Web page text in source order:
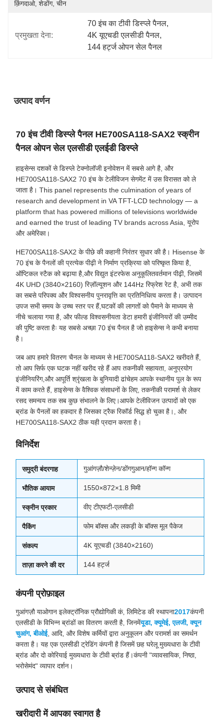
क़िंगदाओ, शेडोंग, चीन
प्रमुखता देना:
70 इंच का टीवी डिस्प्ले पैनल,
4K यूएचडी एलसीडी पैनल,
144 हर्ट्ज ओपन सेल पैनल
उत्पाद वर्णन
70 इंच टीवी डिस्प्ले पैनल HE700SA118-SAX2 स्क्रीन
पैनल ओपन सेल एलसीडी एलईडी डिस्प्ले
हाइसेन्स दशकों से डिस्प्ले टेक्नोलॉजी इनोवेशन में सबसे आगे है, और
HE700SA118-SAX2 70 इंच के टेलीविजन सेगमेंट में उस विरासत को ले
जाता है। This panel represents the culmination of years of
research and development in VA TFT-LCD technology — a
platform that has powered millions of televisions worldwide
and earned the trust of leading TV brands across Asia, यूरोप
और अमेरिका।
HE700SA118-SAX2 के पीछे की कहानी निरंतर सुधार की है। Hisense के
70 इंच के पैनलों की प्रत्येक पीढ़ी ने निर्माण प्रक्रिया को परिष्कृत किया है,
ऑप्टिकल स्टैक को बढ़ाया है,और विद्युत इंटरफेस अनुकूलितवर्तमान पीढ़ी, जिसमें
4K UHD (3840×2160) रिज़ॉल्यूशन और 144Hz रिफ्रेश रेट है, अभी तक
का सबसे परिपक्व और विश्वसनीय पुनरावृत्ति का प्रतिनिधित्व करता है। उत्पादन
उपज सभी समय के उच्च स्तर पर हैं,घटकों की लागतों को पैमाने के माध्यम से
नीचे चलाया गया है, और फील्ड विश्वसनीयता डेटा हमारी इंजीनियरों की उम्मीद
की पुष्टि करता हैः यह सबसे अच्छा 70 इंच पैनल है जो हाइसेन्स ने कभी बनाया
है।
जब आप हमारे वितरण चैनल के माध्यम से HE700SA118-SAX2 खरीदते हैं,
तो आप सिर्फ एक घटक नहीं खरीद रहे हैं आप तकनीकी सहायता, अनुप्रयोग
इंजीनियरिंग,और आपूर्ति श्रृंखला के बुनियादी ढांचेहम आपके स्थानीय पुल के रूप
में काम करते हैं, हाइसेन्स के वैश्विक संसाधनों के लिए, तकनीकी परामर्श से लेकर
रसद समन्वय तक सब कुछ संभालने के लिए।आपके टेलीविजन उत्पादों को एक
ब्रांड के पैनलों का हकदार है जिसका ट्रैक रिकॉर्ड सिद्ध हो चुका है।, और
HE700SA118-SAX2 ठीक यही प्रदान करता है।
विनिर्देश
समुद्री बंदरगाह गुआंगज़ौ/शेन्ज़ेन/डोंगगुआन/हॉन्ग कॉन्ग
भौतिक आयाम 1550×872×1.8 मिमी
स्क्रीन प्रकार वीए टीएफटी-एलसीडी
पैकिंग फोम बॉक्स और लकड़ी के बॉक्स मूल पैकेज
संकल्प 4K यूएचडी (3840×2160)
ताज़ा करने की दर 144 हर्ट्ज
कंपनी प्रोफ़ाइल
गुआंगज़ौ याओगान इलेक्ट्रॉनिक प्रौद्योगिकी कं, लिमिटेड की स्थापना2017कंपनी
एलसीडी के विभिन्न ब्रांडों का वितरण करती है, जिनमेंयूडा, क्यूमेई, एलजी, क्यून
चुआंग, बीओई, आदि, और विशेष कर्मियों द्वारा अनुकूलन और परामर्श का समर्थन
करता है। यह एक एलसीडी ट्रेडिंग कंपनी है जिसमें छह घरेलू मुख्यधारा के टीवी
ब्रांड और दो कोरियाई मुख्यधारा के टीवी ब्रांड हैं।कंपनी "व्यावसायिक, निष्ठा,
भरोसेमंद" व्यापार दर्शन।
उत्पाद से संबंधित
खरीदारी में आपका स्वागत है